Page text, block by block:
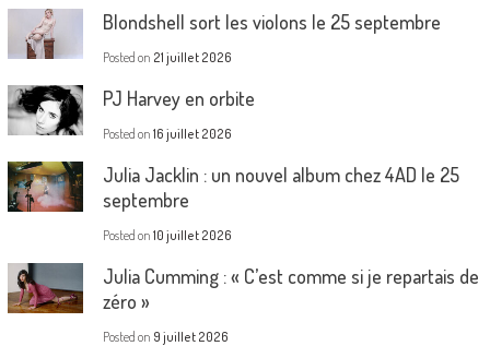
Blondshell sort les violons le 25 septembre
Posted on 21 juillet 2026
PJ Harvey en orbite
Posted on 16 juillet 2026
Julia Jacklin : un nouvel album chez 4AD le 25
septembre
Posted on 10 juillet 2026
Julia Cumming : « C’est comme si je repartais de
zéro »
Posted on 9 juillet 2026